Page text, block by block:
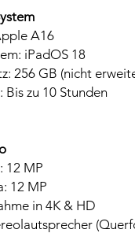
A16
iPadOS 18
256 GB (nicht
zu 10 Stunden
12 MP
12 MP
in 4K & HD